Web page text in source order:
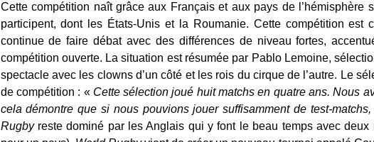
Cette compétition naît grâce aux Français et aux pays de
participent, dont les États-Unis et la Roumanie. Cette compétition est
continue de faire débat avec des différences de niveau fortes,
compétition ouverte. La situation est résumée par Pablo Lemoine,
spectacle avec les clowns d’un côté et les rois du cirque de l’autre. Le
de compétition : « Cette sélection joué huit matchs en quatre ans. Nous
cela démontre que si nous pouvions jouer suffisamment de test-
Rugbyreste dominé par les Anglais qui y font le beau temps avec deux